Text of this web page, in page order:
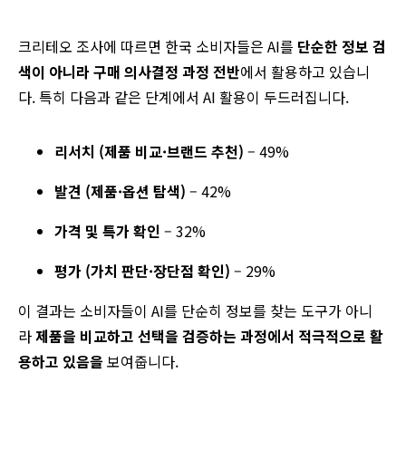
크리테오 조사에 따르면 한국 소비자들은 AI를 단순한 정보 검
색이 아니라 구매 의사결정 과정 전반에서 활용하고 있습니
다.특히 다음과 같은 단계에서 AI 활용이 두드러집니다.
리서치 (제품 비교·브랜드 추천) – 49%
발견 (제품·옵션 탐색) – 42%
가격 및 특가 확인 – 32%
평가 (가치 판단·장단점 확인) – 29%
이 결과는 소비자들이 AI를 단순히 정보를 찾는 도구가 아니
라제품을 비교하고 선택을 검증하는 과정에서 적극적으로 활
용하고 있음을 보여줍니다.